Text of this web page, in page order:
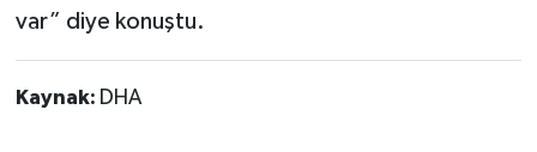
var” diye konuştu.
Kaynak: DHA